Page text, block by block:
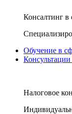
Консалтинг в
Обучение в
Налоговое